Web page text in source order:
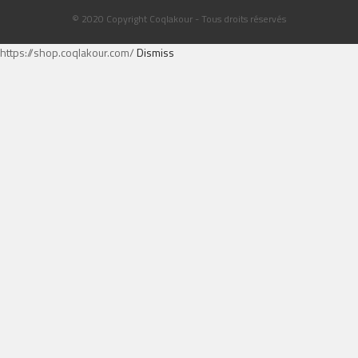
© 2020 Copyright Coqlakour - Tous droits réservés
https://shop.coqlakour.com/Dismiss